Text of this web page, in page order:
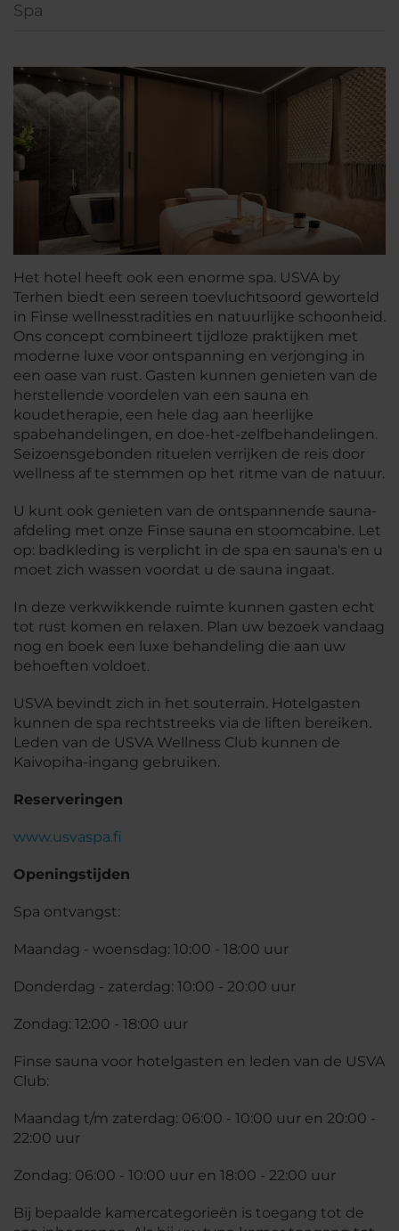
Spa
Het hotel heeft ook een enorme spa. USVA by
Terhen biedt een sereen toevluchtsoord geworteld
in Finse wellnesstradities en natuurlijke schoonheid.
Ons concept combineert tijdloze praktijken met
moderne luxe voor ontspanning en verjonging in
een oase van rust. Gasten kunnen genieten van de
herstellende voordelen van een sauna en
koudetherapie, een hele dag aan heerlijke
spabehandelingen, en doe-het-zelfbehandelingen.
Seizoensgebonden rituelen verrijken de reis door
wellness af te stemmen op het ritme van de natuur.
U kunt ook genieten van de ontspannende sauna-
afdeling met onze Finse sauna en stoomcabine. Let
op: badkleding is verplicht in de spa en sauna's en u
moet zich wassen voordat u de sauna ingaat.
In deze verkwikkende ruimte kunnen gasten echt
tot rust komen en relaxen. Plan uw bezoek vandaag
nog en boek een luxe behandeling die aan uw
behoeften voldoet.
USVA bevindt zich in het souterrain. Hotelgasten
kunnen de spa rechtstreeks via de liften bereiken.
Leden van de USVA Wellness Club kunnen de
Kaivopiha-ingang gebruiken.
Reserveringen
www.usvaspa.fi
Openingstijden
Spa ontvangst:
Maandag - woensdag: 10:00 - 18:00 uur
Donderdag - zaterdag: 10:00 - 20:00 uur
Zondag: 12:00 - 18:00 uur
Finse sauna voor hotelgasten en leden van de USVA
Club:
Maandag t/m zaterdag: 06:00 - 10:00 uur en 20:00 -
22:00 uur
Zondag: 06:00 - 10:00 uur en 18:00 - 22:00 uur
Bij bepaalde kamercategorieën is toegang tot de